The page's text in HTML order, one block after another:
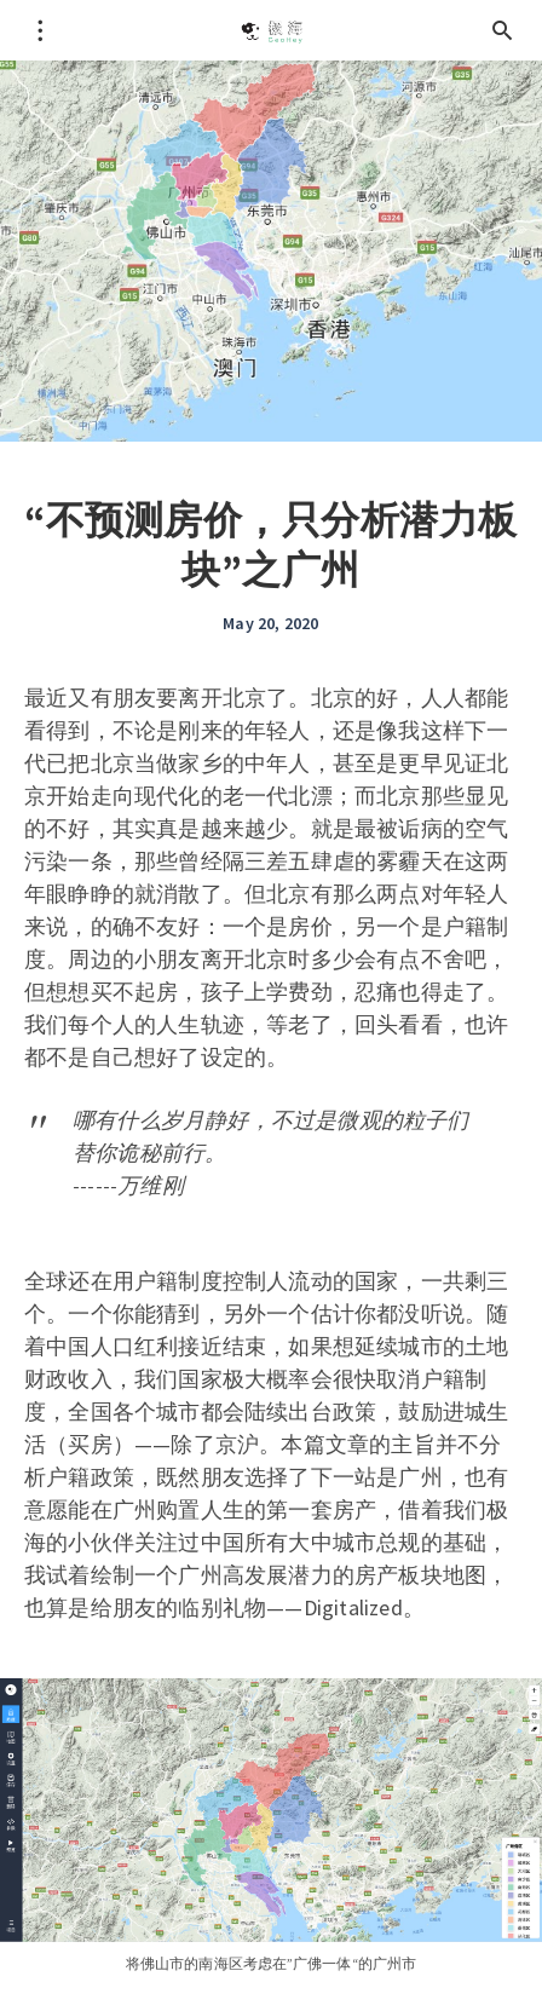
“不预测房价，只分析潜力板
块”之广州
May 20, 2020
最近又有朋友要离开北京了。北京的好，人人都能
看得到，不论是刚来的年轻人，还是像我这样下一
代已把北京当做家乡的中年人，甚至是更早见证北
京开始走向现代化的老一代北漂；而北京那些显见
的不好，其实真是越来越少。就是最被诟病的空气
污染一条，那些曾经隔三差五肆虐的雾霾天在这两
年眼睁睁的就消散了。但北京有那么两点对年轻人
来说，的确不友好：一个是房价，另一个是户籍制
度。周边的小朋友离开北京时多少会有点不舍吧，
但想想买不起房，孩子上学费劲，忍痛也得走了。
我们每个人的人生轨迹，等老了，回头看看，也许
都不是自己想好了设定的。
哪有什么岁月静好，不过是微观的粒子们
替你诡秘前行。
------万维刚
全球还在用户籍制度控制人流动的国家，一共剩三
个。一个你能猜到，另外一个估计你都没听说。随
着中国人口红利接近结束，如果想延续城市的土地
财政收入，我们国家极大概率会很快取消户籍制
度，全国各个城市都会陆续出台政策，鼓励进城生
活（买房）——除了京沪。本篇文章的主旨并不分
析户籍政策，既然朋友选择了下一站是广州，也有
意愿能在广州购置人生的第一套房产，借着我们极
海的小伙伴关注过中国所有大中城市总规的基础，
我试着绘制一个广州高发展潜力的房产板块地图，
也算是给朋友的临别礼物——Digitalized。
将佛山市的南海区考虑在”广佛一体“的广州市